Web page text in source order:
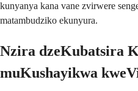
kunyanya kana vane zvirwere
matambudziko ekunyura.
Nzira dzeKubatsira
muKushayikwa